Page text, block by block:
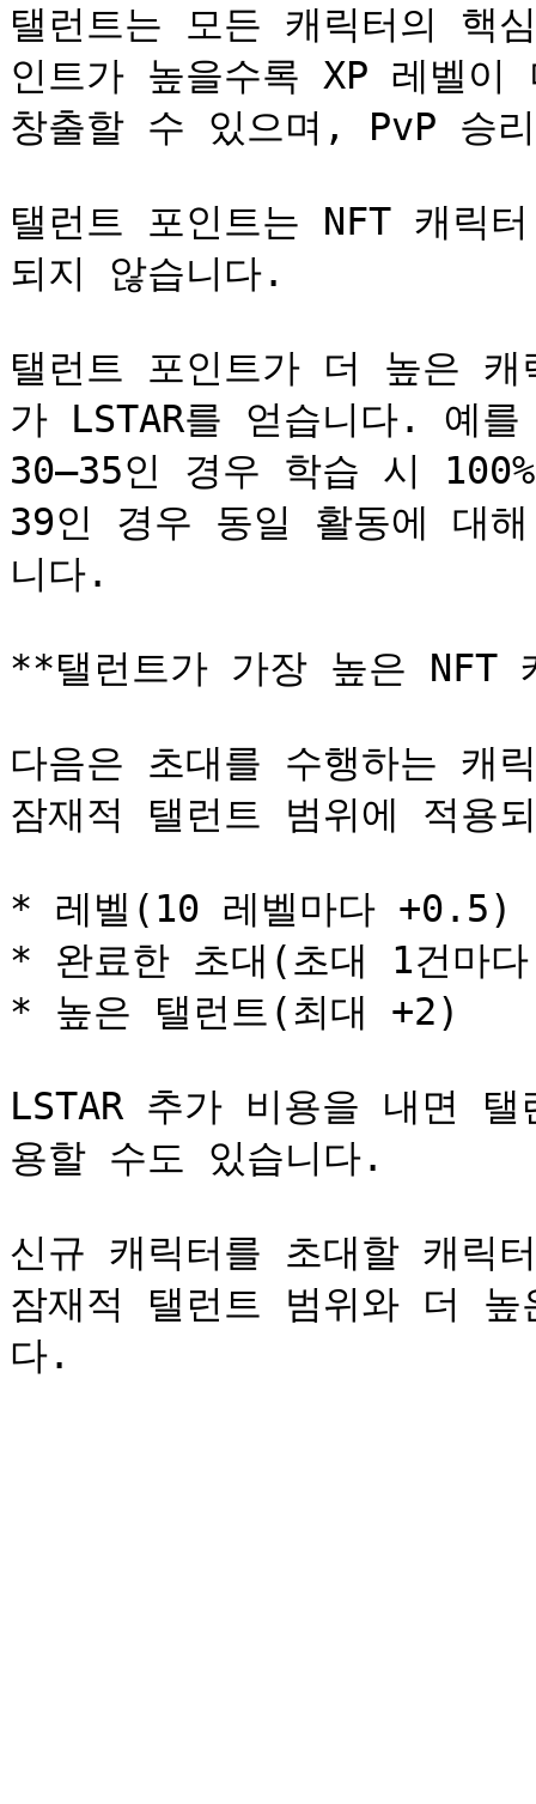
탤런트는 모든 캐릭터의 핵
인트가 높을수록 XP 레벨
창출할 수 있으며, PvP 승
탤런트 포인트는 NFT 캐릭
되지 않습니다.
탤런트 포인트가 더 높은
가 LSTAR를 얻습니다. 예
30–35인 경우 학습 시
39인 경우 동일 활동에 대
니다.
**탤런트가 가장 높은 NFT
다음은 초대를 수행하는 캐
잠재적 탤런트 범위에 적용
* 레벨(10 레벨마다 +0.5)
* 완료한 초대(초대 1건마
* 높은 탤런트(최대 +2)
LSTAR 추가 비용을 내면
용할 수도 있습니다.
신규 캐릭터를 초대할 캐릭
잠재적 탤런트 범위와 더